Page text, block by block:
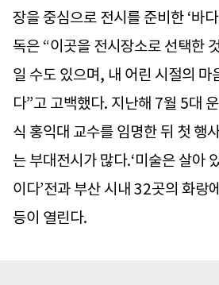
장을 중심으로 전시를 준비한 ‘바
독은 “이곳을 전시장소로 선택한
일 수도 있으며, 내 어린 시절의 마
다”고 고백했다. 지난해 7월 5대
식 홍익대 교수를 임명한 뒤 첫 행
는 부대전시가 많다.‘미술은 살아
이다’전과 부산 시내 32곳의 화랑
등이 열린다.